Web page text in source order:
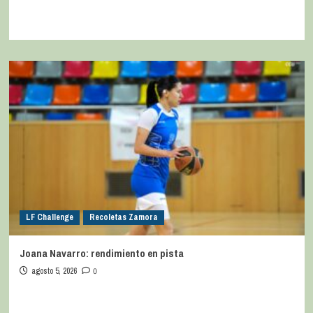
LF Challenge Recoletas Zamora
Joana Navarro: rendimiento en pista
agosto 5, 2026 0